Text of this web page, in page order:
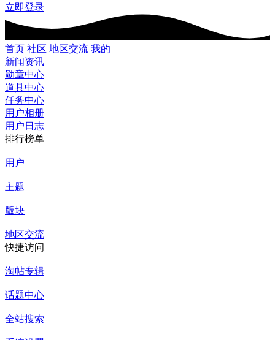
立即登录
首页 社区 地区交流 我的
新闻资讯
勋章中心
道具中心
任务中心
用户相册
用户日志
排行榜单
用户
主题
版块
地区交流
快捷访问
淘帖专辑
话题中心
全站搜索